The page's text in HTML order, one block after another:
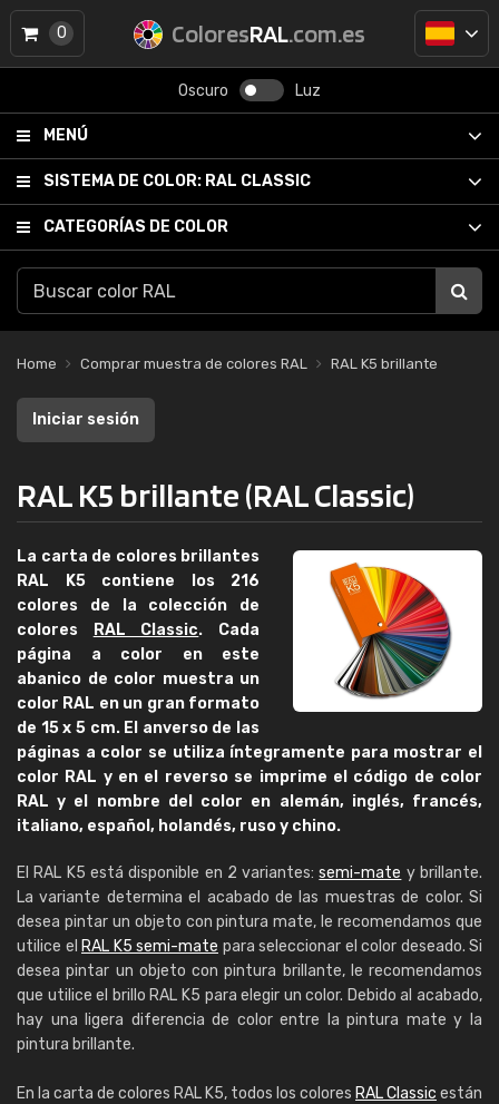
ColoresRAL.com.es
Oscuro Luz
MENÚ
SISTEMA DE COLOR: RAL CLASSIC
CATEGORÍAS DE COLOR
0
Home Comprar muestra de colores RAL RAL K5 brillante
Iniciar sesión
RAL K5 brillante (RAL Classic)
La carta de colores brillantes
RAL K5 contiene los 216
colores de la colección de
colores
RAL Classic. Cada
página a color en este
abanico de color muestra un
color RAL en un gran formato
de 15 x 5 cm. El anverso de las
páginas a color se utiliza íntegramente para mostrar el
color RAL y en el reverso se imprime el código de color
RAL y el nombre del color en alemán, inglés, francés,
italiano, español, holandés, ruso y chino.
El RAL K5 está disponible en 2 variantes:semi-mate y brillante.
La variante determina el acabado de las muestras de color. Si
desea pintar un objeto con pintura mate, le recomendamos que
utilice el RAL K5 semi-mate para seleccionar el color deseado. Si
desea pintar un objeto con pintura brillante, le recomendamos
que utilice el brillo RAL K5 para elegir un color. Debido al acabado,
hay una ligera diferencia de color entre la pintura mate y la
pintura brillante.
En la carta de colores RAL K5, todos los colores RAL Classic están